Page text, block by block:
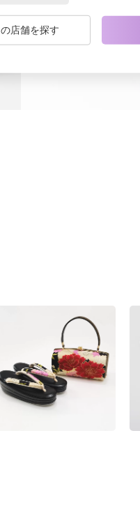
店舗を探す